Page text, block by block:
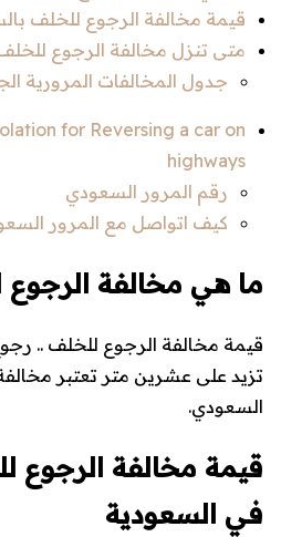
قيمة مخالفة الرجوع للخلف
متى تنزل مخالفة الرجوع
جدول المخالفات المرورية
for Reversing a car on
highways
رقم المرور السعودي
كيف اتواصل مع المرور
ما هي مخالفة
قيمة مخالفة الرجوع للخلف ..
تزيد على عشرين متر تعتبر
السعودي.
قيمة مخالفة الرجوع
في السعودية